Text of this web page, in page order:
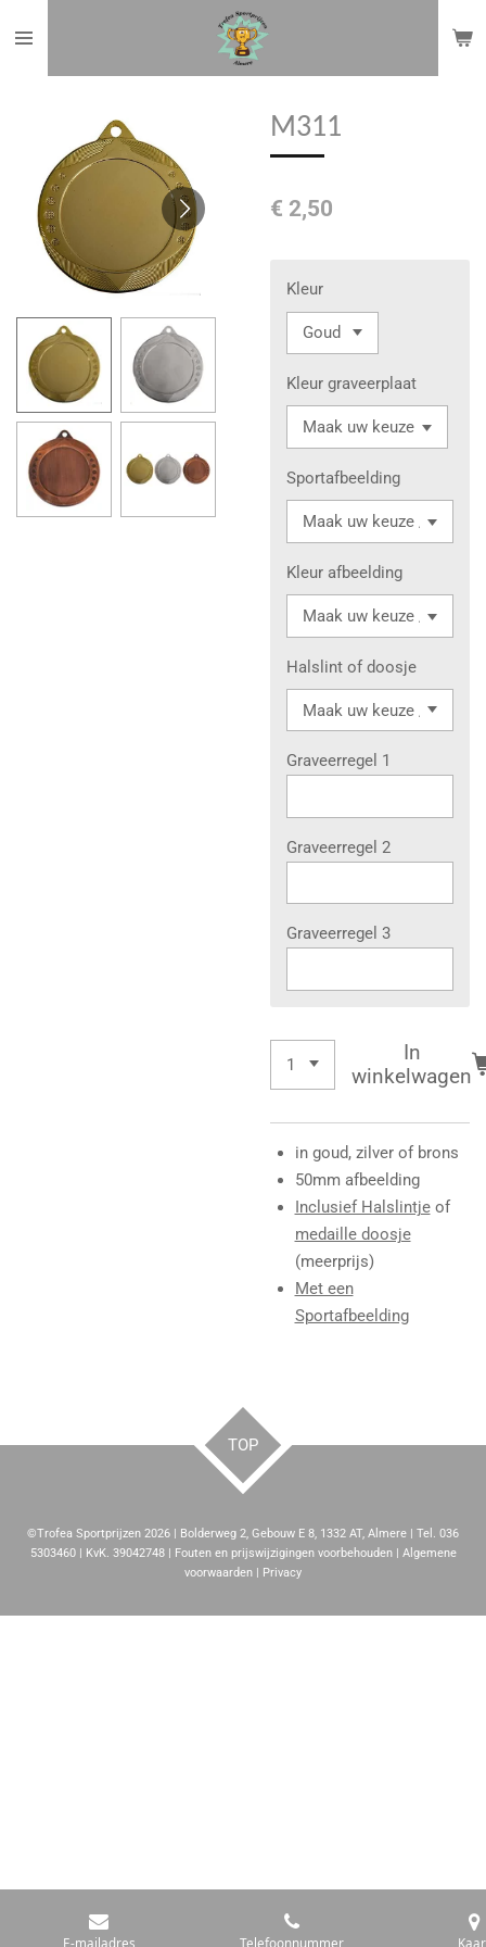
direct
hoofdinhoud
M311
€ 2,50
Kleur
Kleur graveerplaat
Sportafbeelding
Kleur afbeelding
Halslint of doosje
Graveerregel 1
Graveerregel 2
Graveerregel 3
In
winkelwagen
in goud, zilver of brons
50mm afbeelding
Inclusief Halslintjeof
medaille doosje
(meerprijs)
Met een
Sportafbeelding
TOP
©Trofea Sportprijzen 2026 | Bolderweg 2, Gebouw E 8, 1332 AT, Almere | Tel. 036
5303460 | KvK. 39042748 | Fouten en prijswijzigingen voorbehouden | Algemene
voorwaarden | Privacy
E-mailadres Telefoonnummer